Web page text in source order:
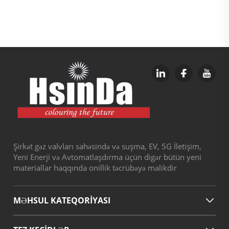
Şirkət gəz valvları sahəsində və suşma, EV, 5G İletişim,
Yeni Enerji və Avtomatlaşdırma üçün digər bütün yeni
materiallar haqqında onillik təcrübəyə malikdir
MƏHSUL KATEQORİYASI